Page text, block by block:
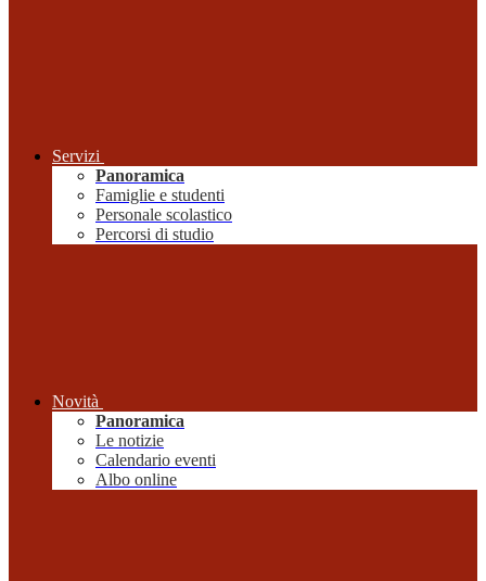
Servizi
Panoramica
Famiglie e studenti
Personale scolastico
Percorsi di studio
Novità
Panoramica
Le notizie
Calendario eventi
Albo online